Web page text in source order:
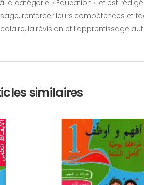
la catégorie « Éducation » et est
renforcer leurs compétences et
la révision et l’apprentissage
similaires